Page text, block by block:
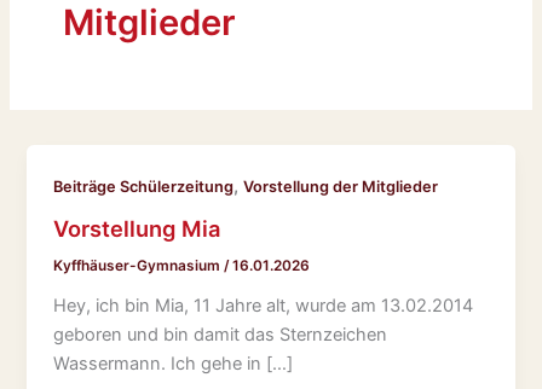
Mitglieder
Beiträge Schülerzeitung,Vorstellung der Mitglieder
Vorstellung Mia
Kyffhäuser-Gymnasium /16.01.2026
Hey, ich bin Mia, 11 Jahre alt, wurde am 13.02.2014
geboren und bin damit das Sternzeichen
Wassermann. Ich gehe in […]